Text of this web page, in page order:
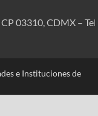
03310, CDMX –
e Instituciones de